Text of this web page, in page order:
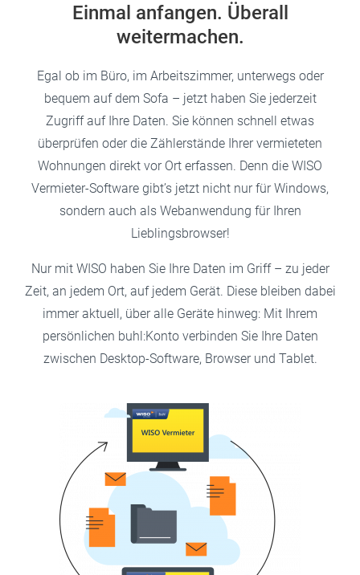
Einmal anfangen. Überall
weitermachen.
Egal ob im Büro, im Arbeitszimmer, unterwegs oder
bequem auf dem Sofa – jetzt haben Sie jederzeit
Zugriff auf Ihre Daten. Sie können schnell etwas
überprüfen oder die Zählerstände Ihrer vermieteten
Wohnungen direkt vor Ort erfassen. Denn die WISO
Vermieter-Software gibt’s jetzt nicht nur für Windows,
sondern auch als Webanwendung für Ihren
Lieblingsbrowser!
Nur mit WISO haben Sie Ihre Daten im Griff – zu jeder
Zeit, an jedem Ort, auf jedem Gerät. Diese bleiben dabei
immer aktuell, über alle Geräte hinweg: Mit Ihrem
persönlichen buhl:Konto verbinden Sie Ihre Daten
zwischen Desktop-Software, Browser und Tablet.